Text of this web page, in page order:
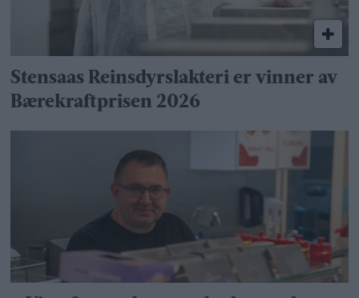
Stensaas Reinsdyrslakteri er vinner av
Bærekraftprisen 2026